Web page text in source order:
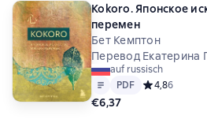
Kokoro. Японское
перемен
Бет Кемптон
Перевод Екатерина
auf russisch
Text
PDF
PDF Средний
4,86
€6,37